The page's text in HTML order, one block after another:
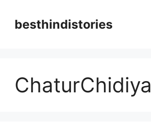
contentbesthindistories
ChaturChidiya